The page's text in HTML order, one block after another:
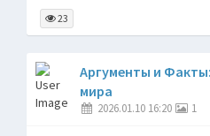
23
Аргументы и
мира
2026.01.10 16:20 1